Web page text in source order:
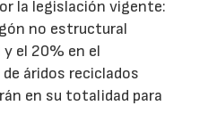
la legislación vigente:
no estructural
el 20% en el
áridos reciclados
en su totalidad para